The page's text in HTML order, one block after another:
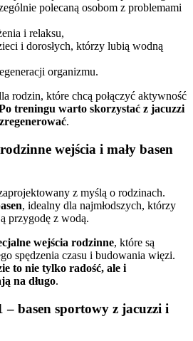
polecaną osobom z problemami
i relaksu,
i dorosłych, którzy lubią wodną
organizmu.
rodzin, które chcą połączyć aktywność
treningu warto skorzystać z jacuzzi
.
wejścia i mały basen
z myślą o rodzinach.
, idealny dla najmłodszych, którzy
przygodę z wodą.
wejścia rodzinne, które są
spędzenia czasu i budowania więzi.
to nie tylko radość, ale i
na długo.
basen sportowy z jacuzzi i